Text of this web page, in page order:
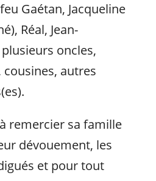
Gaétan, Jacqueline
Réal, Jean-
oncles,
autres
remercier sa famille
dévouement, les
et pour tout